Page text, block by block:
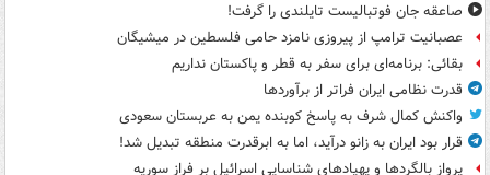
صاعقه جان فوتبالیست تایلندی را گرفت!
عصبانیت ترامپ از پیروزی نامزد حامی فلسطین در میشیگان
بقائی: برنامه‌ای برای سفر به قطر و پاکستان نداریم
قدرت نظامی ایران فراتر از برآوردها
واکنش کمال شرف به پاسخ کوبنده یمن به عربستان سعودی
قرار بود ایران به زانو درآید، اما به ابرقدرت منطقه تبدیل شد!
پرواز بالگردها و پهپادهای شناسایی اسرائیل بر فراز سوریه